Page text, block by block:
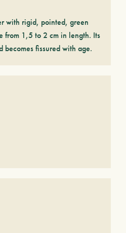
with rigid, pointed, green
from 1,5 to 2 cm in length. Its
becomes fissured with age.